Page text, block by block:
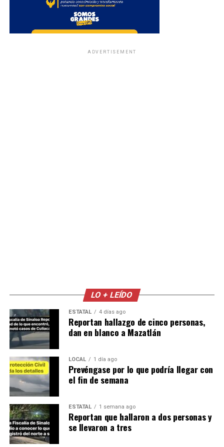
ADVERTISEMENT
LO + LEÍDO
ESTATAL 4 días ago
Reportan hallazgo de cinco personas,
dan en blanco a Mazatlán
LOCAL 1 día ago
Prevéngase por lo que podría llegar con
el fin de semana
ESTATAL 1 semana ago
Reportan que hallaron a dos personas y
se llevaron a tres